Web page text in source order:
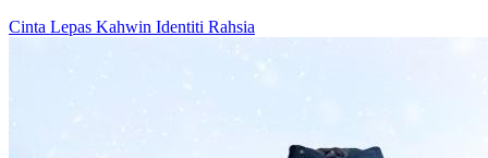
Cinta Lepas Kahwin Identiti Rahsia